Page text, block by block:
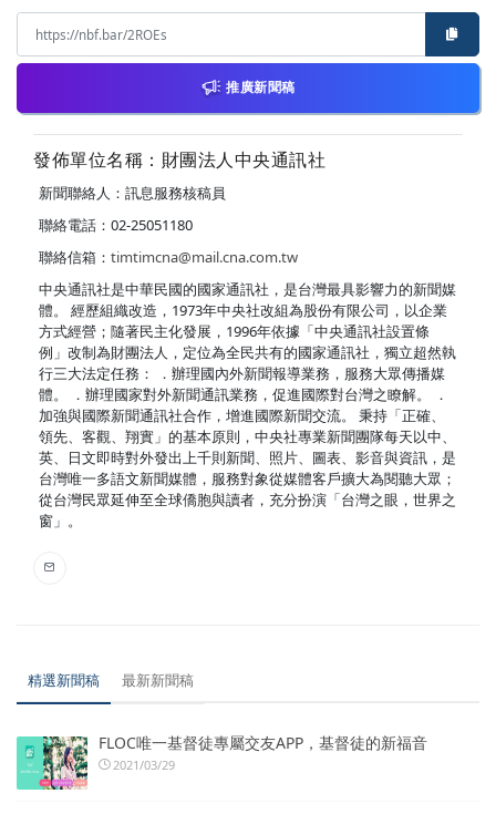
推廣新聞稿
發佈單位名稱：財團法人中央通訊社
新聞聯絡人：訊息服務核稿員
聯絡電話：02-25051180
聯絡信箱： timtimcna@mail.cna.com.tw
中央通訊社是中華民國的國家通訊社，是台灣最具影響力的新聞媒
體。 經歷組織改造，1973年中央社改組為股份有限公司，以企業
方式經營；隨著民主化發展，1996年依據「中央通訊社設置條
例」改制為財團法人，定位為全民共有的國家通訊社，獨立超然執
行三大法定任務： ．辦理國內外新聞報導業務，服務大眾傳播媒
體。 ．辦理國家對外新聞通訊業務，促進國際對台灣之瞭解。 ．
加強與國際新聞通訊社合作，增進國際新聞交流。 秉持「正確、
領先、客觀、翔實」的基本原則，中央社專業新聞團隊每天以中、
英、日文即時對外發出上千則新聞、照片、圖表、影音與資訊，是
台灣唯一多語文新聞媒體，服務對象從媒體客戶擴大為閱聽大眾；
從台灣民眾延伸至全球僑胞與讀者，充分扮演「台灣之眼，世界之
窗」。
精選新聞稿 最新新聞稿
FLOC唯一基督徒專屬交友APP，基督徒的新福音
2021/03/29